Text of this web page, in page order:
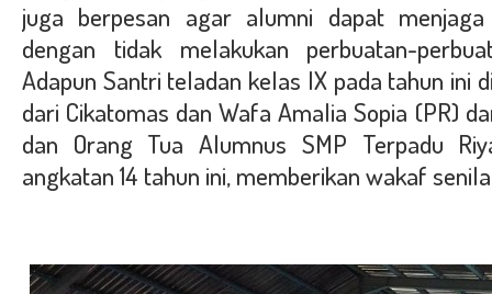
juga berpesan agar alumni dapat
dengan tidak melakukan perbuatan-
Adapun Santri teladan kelas IX pada tahun ini
dari Cikatomas dan Wafa Amalia Sopia (PR)
dan Orang Tua Alumnus SMP Terpadu
angkatan 14 tahun ini, memberikan wakaf